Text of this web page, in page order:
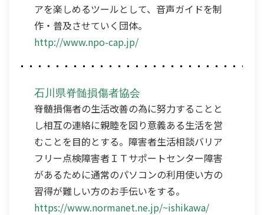
アを楽しめるツールとして、音声ガイドを制
作・普及させていく団体。
http://www.npo-cap.jp/
石川県脊髄損傷者協会
脊髄損傷者の生活改善の為に努力することと
し相互の連絡に親睦を図り意義ある生活を営
むことを目的とする。障害者生活相談バリア
フリー点検障害者ＩＴサポートセンター障害
があるために通常のパソコンの利用使い方の
習得が難しい方のお手伝いをする。
https://www.normanet.ne.jp/~ishikawa/